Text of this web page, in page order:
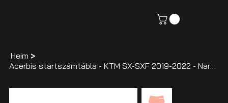
Heim >
Acerbis startszámtábla - KTM SX-SXF 2019-2022 - Narancssárga